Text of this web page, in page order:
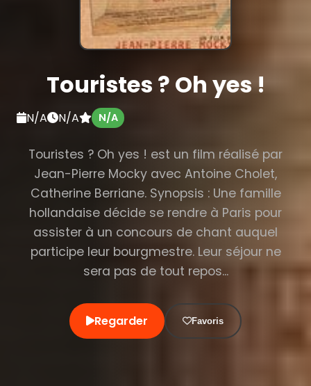
Touristes ? Oh yes !
N/A N/A N/A
Touristes ? Oh yes ! est un film réalisé par
Jean-Pierre Mocky avec Antoine Cholet,
Catherine Berriane. Synopsis : Une famille
hollandaise décide se rendre à Paris pour
assister à un concours de chant auquel
participe leur bourgmestre. Leur séjour ne
sera pas de tout repos...
Regarder Favoris